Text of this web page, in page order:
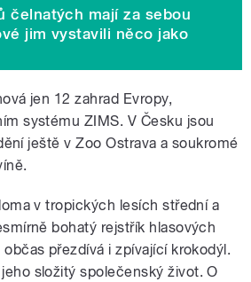
čelnatých mají za sebou
jim vystavili něco jako
jen 12 zahrad Evropy,
systému ZIMS. V Česku jsou
ještě v Zoo Ostrava a soukromé
v tropických lesích střední a
bohatý rejstřík hlasových
přezdívá i zpívající krokodýl.
složitý společenský život. O